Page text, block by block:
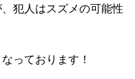
犯人はスズメの可能性
っております！